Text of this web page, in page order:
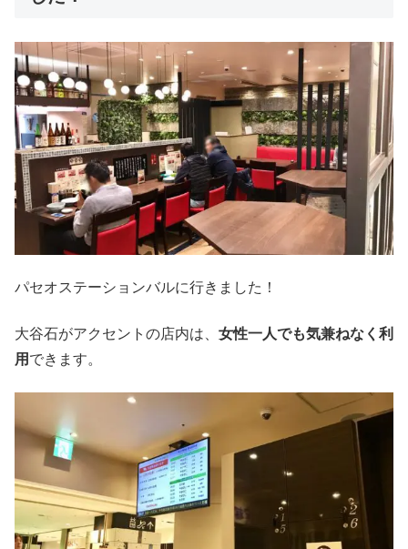
パセオステーションバルに行きました！
大谷石がアクセントの店内は、 女性一人でも気兼ねなく利
用 できます。